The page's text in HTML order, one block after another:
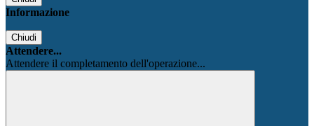
Informazione
Chiudi
Attendere...
Attendere il completamento dell'operazione...